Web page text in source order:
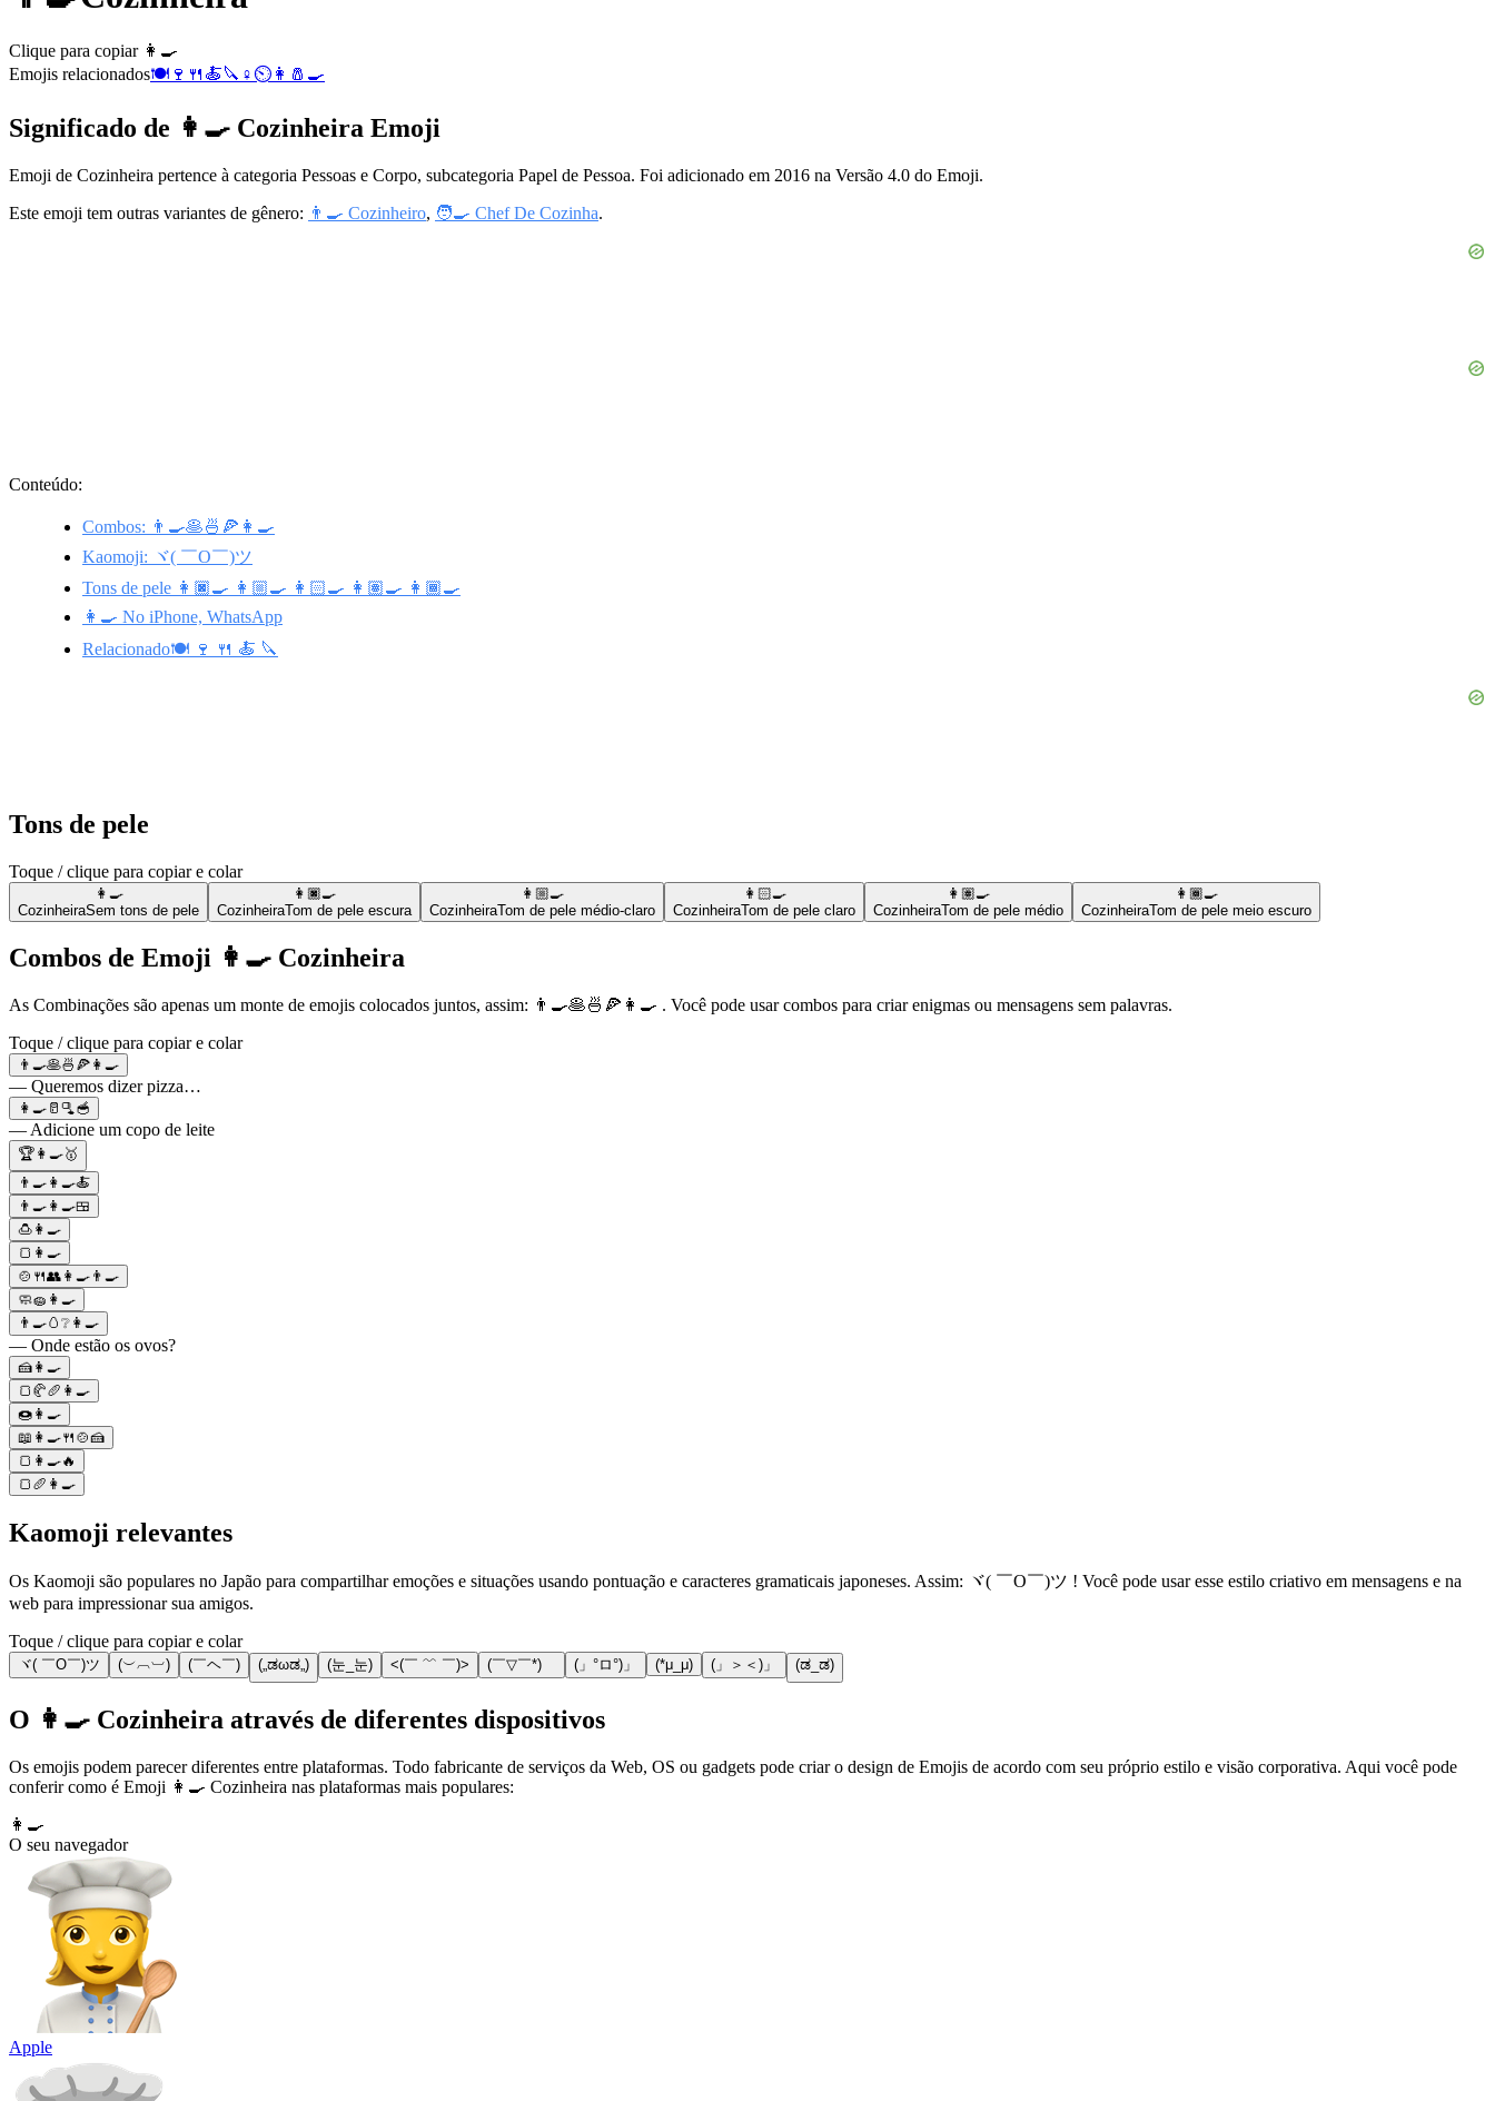
Clique para copiar 👩‍🍳
Emojis relacionados🍽️ 🍷 🍴 🍝🔪 ♀️⏲️ 👩 🧂 🍳
Significado de 👩‍🍳 Cozinheira Emoji
Emoji de Cozinheira pertence à categoria Pessoas e Corpo, subcategoria Papel de Pessoa. Foi adicionado em 2016 na Versão 4.0 do Emoji.
Este emoji tem outras variantes de gênero: 👨‍🍳 Cozinheiro, 🧑‍🍳 Chef De Cozinha.
Conteúdo:
Combos: 👨‍🍳🥞🍜🍕👩‍🍳
Kaomoji: ヾ( ￣O￣)ツ
Tons de pele 👩🏿‍🍳 👩🏼‍🍳 👩🏻‍🍳 👩🏽‍🍳 👩🏾‍🍳
👩‍🍳 No iPhone, WhatsApp
Relacionado🍽️ 🍷 🍴 🍝 🔪
Tons de pele
Toque / clique para copiar e colar
👩‍🍳
CozinheiraSem tons de pele
👩🏿‍🍳
CozinheiraTom de pele escura
👩🏼‍🍳
CozinheiraTom de pele médio-claro
👩🏻‍🍳
CozinheiraTom de pele claro
👩🏽‍🍳
CozinheiraTom de pele médio
👩🏾‍🍳
CozinheiraTom de pele meio escuro
Combos de Emoji 👩‍🍳 Cozinheira
As Combinações são apenas um monte de emojis colocados juntos, assim: 👨‍🍳🥞🍜🍕👩‍🍳 . Você pode usar combos para criar enigmas ou mensagens sem palavras.
Toque / clique para copiar e colar
👨‍🍳🥞🍜🍕👩‍🍳
— Queremos dizer pizza…
👩‍🍳🥛🫗🥣
— Adicione um copo de leite
🏆👩‍🍳🥇
👨‍🍳👩‍🍳🍝
👨‍🍳👩‍🍳🍱
🍮👩‍🍳
🍞👩‍🍳
🍲🍴👥👩‍🍳👨‍🍳
🧼🧽👩‍🍳
👨‍🍳🥚❔👩‍🍳
— Onde estão os ovos?
🍰👩‍🍳
🍞🥐🥖👩‍🍳
🍩👩‍🍳
📖👩‍🍳🍴🍲🍰
🍞👩‍🍳🔥
🍞🥖👩‍🍳
Kaomoji relevantes
Os Kaomoji são populares no Japão para compartilhar emoções e situações usando pontuação e caracteres gramaticais japoneses. Assim: ヾ( ￣O￣)ツ ! Você pode usar esse estilo criativo em mensagens e na
web para impressionar sua amigos.
Toque / clique para copiar e colar
ヾ( ￣O￣)ツ (︶︹︺) (￣ヘ￣) („ಡωಡ„) (눈_눈) <(￣ ﹌ ￣)> (￣▽￣*)ゞ (」°ロ°)」 (*μ_μ) (」＞＜)」 (ಡ_ಡ)
O 👩‍🍳 Cozinheira através de diferentes dispositivos
Os emojis podem parecer diferentes entre plataformas. Todo fabricante de serviços da Web, OS ou gadgets pode criar o design de Emojis de acordo com seu próprio estilo e visão corporativa. Aqui você pode
conferir como é Emoji 👩‍🍳 Cozinheira nas plataformas mais populares:
👩‍🍳
O seu navegador
Apple